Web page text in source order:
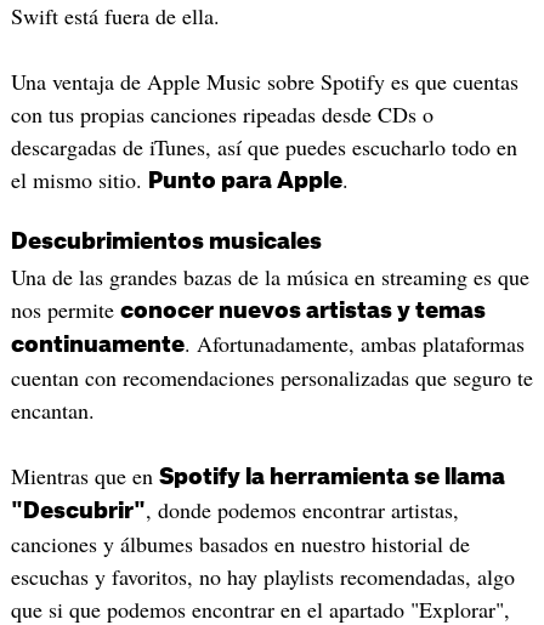
Swift está fuera de ella.
Una ventaja de Apple Music sobre Spotify es que cuentas
con tus propias canciones ripeadas desde CDs o
descargadas de iTunes, así que puedes escucharlo todo en
el mismo sitio.
Punto para Apple.
Descubrimientos musicales
Una de las grandes bazas de la música en streaming es que
nos permite conocer nuevos artistas y temas
continuamente. Afortunadamente, ambas plataformas
cuentan con recomendaciones personalizadas que seguro te
encantan.
Mientras que en Spotify la herramienta se llama
"Descubrir", donde podemos encontrar artistas,
canciones y álbumes basados en nuestro historial de
escuchas y favoritos, no hay playlists recomendadas, algo
que si que podemos encontrar en el apartado "Explorar",